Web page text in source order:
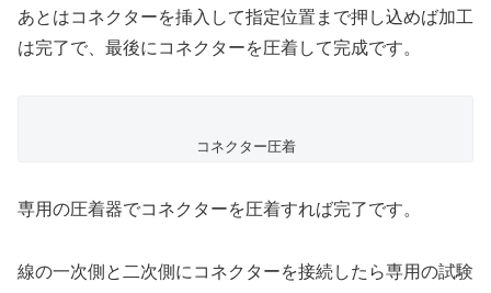
あとはコネクターを挿入して指定位置まで押し込めば加工
は完了で、最後にコネクターを圧着して完成です。
コネクター圧着
専用の圧着器でコネクターを圧着すれば完了です。
線の一次側と二次側にコネクターを接続したら専用の試験